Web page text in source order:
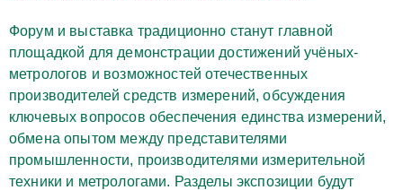
Форум и выставка традиционно станут главной
площадкой для демонстрации достижений учёных-
метрологов и возможностей отечественных
производителей средств измерений, обсуждения
ключевых вопросов обеспечения единства измерений,
обмена опытом между представителями
промышленности, производителями измерительной
техники и метрологами. Разделы экспозиции будут